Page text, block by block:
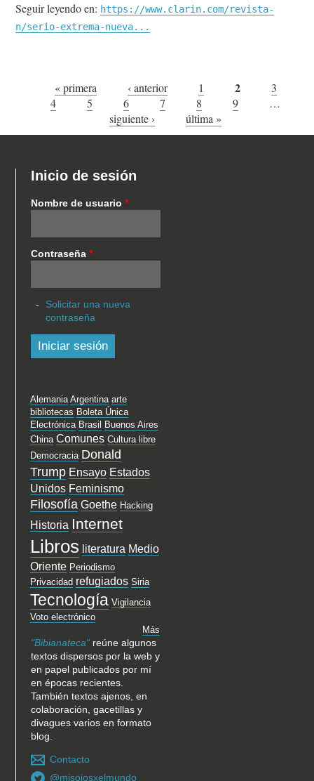
Seguir leyendo en: https://www.clarin.com/revista-
n/serio-extrema-nueva...
Páginas
« primera ‹ anterior 1 2
3
4
5 6 7 8 9
…
siguiente ›
última »
Inicio de sesión
Nombre de usuario*
Contraseña*
Solicitar una nueva
contraseña
Alemania Argentina arte
bibliotecas Boleta Única
Electrónica Brasil
Buenos Aires
China Comunes Cultura libre
Democracia Donald
Trump Ensayo Estados
Unidos Feminismo
Filosofía Goethe Hacking
Historia Internet
Libros literatura Medio
Oriente Periodismo
Privacidad refugiados Siria
Tecnología Vigilancia
Voto electrónico
Más
"Bibianateca"reúne algunos
textos dispersos por la web y
en papel publicados por mí
en épocas recientes.
También textos ajenos, en
colaboración, gacetillas y
divagues varios en formato
blog.
Contacto
@misojosxelmundo